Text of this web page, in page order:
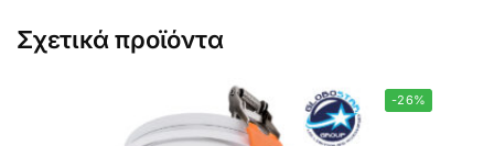
Σχετικά προϊόντα
-26%